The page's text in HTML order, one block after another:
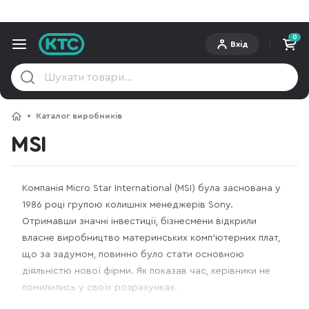
Вхід
0
Каталог виробників
MSI
Компанія Micro Star International (MSI) була заснована у
1986 році групою колишніх менеджерів Sony.
Отримавши значні інвестиції, бізнесмени відкрили
власне виробництво материнських комп’ютерних плат,
що за задумом, повинно було стати основною
діяльністю нової фірми. Як показав час, керівники не
помилились у своїх розрахунках.